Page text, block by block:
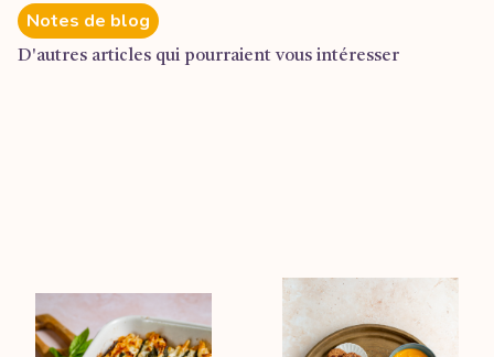
Notes de blog
D'autres articles qui pourraient vous intéresser